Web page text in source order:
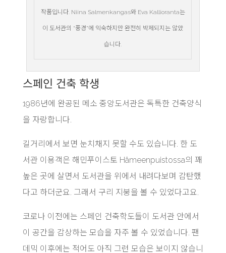
작품입니다. Niina Salmenkangas와 Eva Kallioranta는
이 도서관의 “풍경”에 익숙하지만 완전히 박제되지는 않았
습니다.
스페인 건축 학생
1986년에 완공된 메소 중앙도서관은 독특한 건축양식
을 자랑합니다.
길거리에서 보면 눈치채지 못할 수도 있습니다. 한 도
서관 이용객은 해민푸이스토 Hämeenpuistossa의 꽤
높은 곳에 살면서 도서관을 위에서 내려다보며 감탄했
다고 하더군요. 그래서 구리 지붕을 볼 수 있었다고요.
코로나 이전에는 스페인 건축학도들이 도서관 안에서
이 공간을 감상하는 모습을 자주 볼 수 있었습니다. 팬
데믹 이후에는 적어도 아직 그런 모습은 보이지 않습니